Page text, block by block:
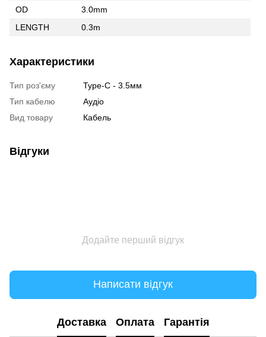
OD
3.0mm
LENGTH
0.3m
Характеристики
Тип роз'єму
Type-C - 3.5мм
Тип кабелю
Аудіо
Вид товару
Кабель
Відгуки
Додайте перший відгук
Написати відгук
Доставка Оплата Гарантія